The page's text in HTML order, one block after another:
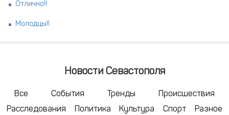
Отлично!!
Молодцы!!
Новости Севастополя
Все События Тренды
Происшествия
Расследования
Политика Культура Спорт Разное